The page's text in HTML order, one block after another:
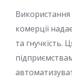
Використання
комерції
та гнучкість.